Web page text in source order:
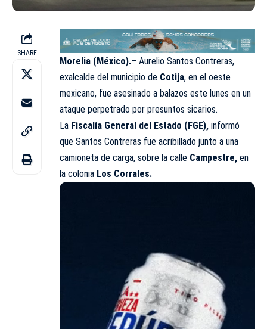
SHARE
Morelia (México).– Aurelio Santos Contreras,
exalcalde del municipio de Cotija, en el oeste
mexicano, fue asesinado a balazos este lunes en un
ataque perpetrado por presuntos sicarios.
La Fiscalía General del Estado (FGE), informó
que Santos Contreras fue acribillado junto a una
camioneta de carga, sobre la calle Campestre, en
la colonia Los Corrales.